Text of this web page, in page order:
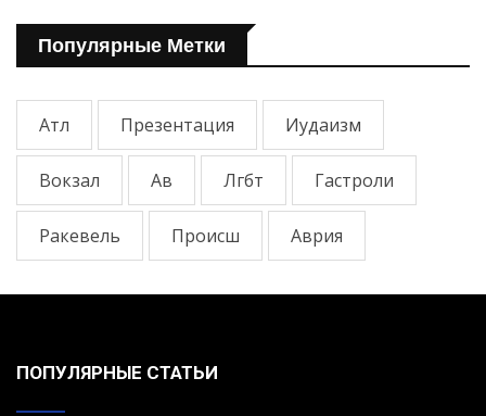
Популярные Метки
Атл Презентация Иудаизм
Вокзал Ав Лгбт Гастроли
Ракевель Происш Аврия
ПОПУЛЯРНЫЕ СТАТЬИ